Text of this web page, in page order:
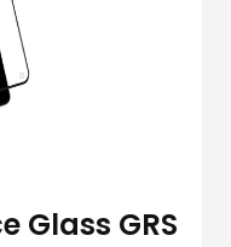
Glass GRS